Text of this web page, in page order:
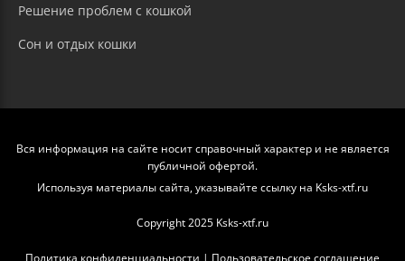
Решение проблем с кошкой
Сон и отдых кошки
Вся информация на сайте носит справочный характер и не является
публичной офертой.
Используя материалы сайта, указывайте ссылку на Ksks-xtf.ru
Copyright 2025 Ksks-xtf.ru
Политика конфиденциальности | Пользовательское соглашение